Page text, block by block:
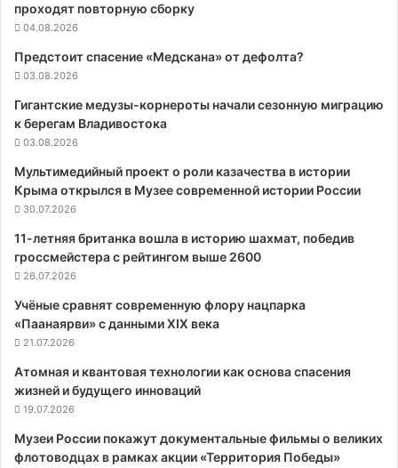
проходят повторную сборку
04.08.2026
Предстоит спасение «Медскана» от дефолта?
03.08.2026
Гигантские медузы-корнероты начали сезонную миграцию
к берегам Владивостока
03.08.2026
Мультимедийный проект о роли казачества в истории
Крыма открылся в Музее современной истории России
30.07.2026
11-летняя британка вошла в историю шахмат, победив
гроссмейстера с рейтингом выше 2600
26.07.2026
Учёные сравнят современную флору нацпарка
«Паанаярви» с данными XIX века
21.07.2026
Атомная и квантовая технологии как основа спасения
жизней и будущего инноваций
19.07.2026
Музеи России покажут документальные фильмы о великих
флотоводцах в рамках акции «Территория Победы»